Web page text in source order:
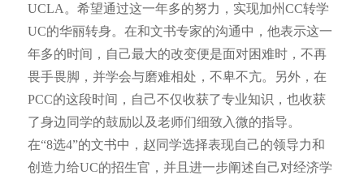
UCLA。希望通过这一年多的努力，实现加州CC转学
UC的华丽转身。在和文书专家的沟通中，他表示这一
年多的时间，自己最大的改变便是面对困难时，不再
畏手畏脚，并学会与磨难相处，不卑不亢。另外，在
PCC的这段时间，自己不仅收获了专业知识，也收获
了身边同学的鼓励以及老师们细致入微的指导。
在“8选4”的文书中，赵同学选择表现自己的领导力和
创造力给UC的招生官，并且进一步阐述自己对经济学